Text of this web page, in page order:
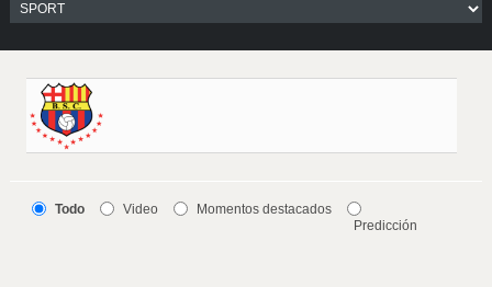
Todo Video
Momentos destacados
Predicción